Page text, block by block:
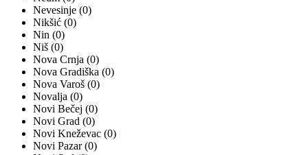
Nevesinje (0)
Nikšić (0)
Nin (0)
Niš (0)
Nova Crnja (0)
Nova Gradiška (0)
Nova Varoš (0)
Novalja (0)
Novi Bečej (0)
Novi Grad (0)
Novi Kneževac (0)
Novi Pazar (0)